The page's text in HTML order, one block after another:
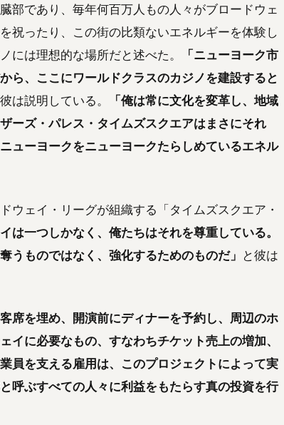
部であり、毎年何百万人もの人々がブロードウェ
祝ったり、この街の比類ないエネルギーを体験し
には理想的な場所だと述べた。
「ニューヨーク市
ら、ここにワールドクラスのカジノを建設すると
は説明している。
「俺は常に文化を変革し、地域
ーズ・パレス・タイムズスクエアはまさにそれ
ューヨークをニューヨークたらしめているエネル
ウェイ・リーグが組織する「タイムズスクエア・
は一つしかなく、俺たちはそれを尊重している。
うものではなく、強化するためのものだ」 と彼は
席を埋め、開演前にディナーを予約し、周辺のホ
イに必要なもの、すなわちチケット売上の増加、
員を支える雇用は、このプロジェクトによって実
呼ぶすべての人々に利益をもたらす真の投資を行